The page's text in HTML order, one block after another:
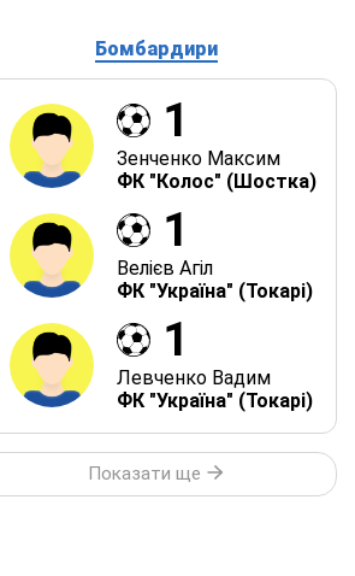
Бомбардири
1
Зенченко Максим
ФК "Колос" (Шостка)
1
Велієв Агіл
ФК "Україна" (Токарі)
1
Левченко Вадим
ФК "Україна" (Токарі)
Показати ще